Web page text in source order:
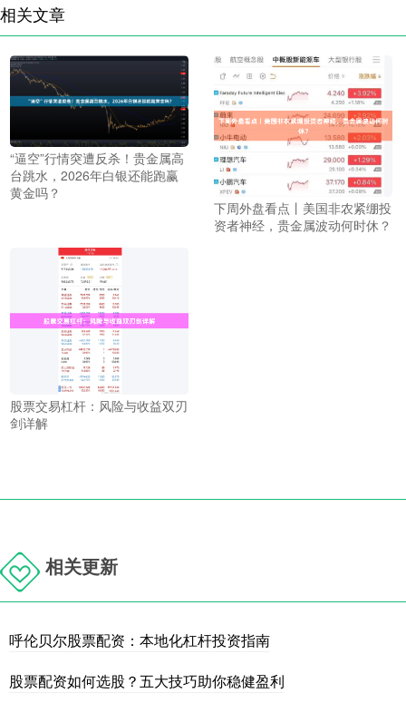
相关文章
“逼空”行情突遭反杀！贵金属高
台跳水，2026年白银还能跑赢
黄金吗？
下周外盘看点丨美国非农紧绷投
资者神经，贵金属波动何时休？
股票交易杠杆：风险与收益双刃
剑详解
相关更新
呼伦贝尔股票配资：本地化杠杆投资指南
股票配资如何选股？五大技巧助你稳健盈利